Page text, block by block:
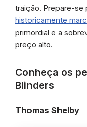
traição. Prepare-se
historicamente
primordial e a
preço alto.
Conheça os
Blinders
Thomas Shelby